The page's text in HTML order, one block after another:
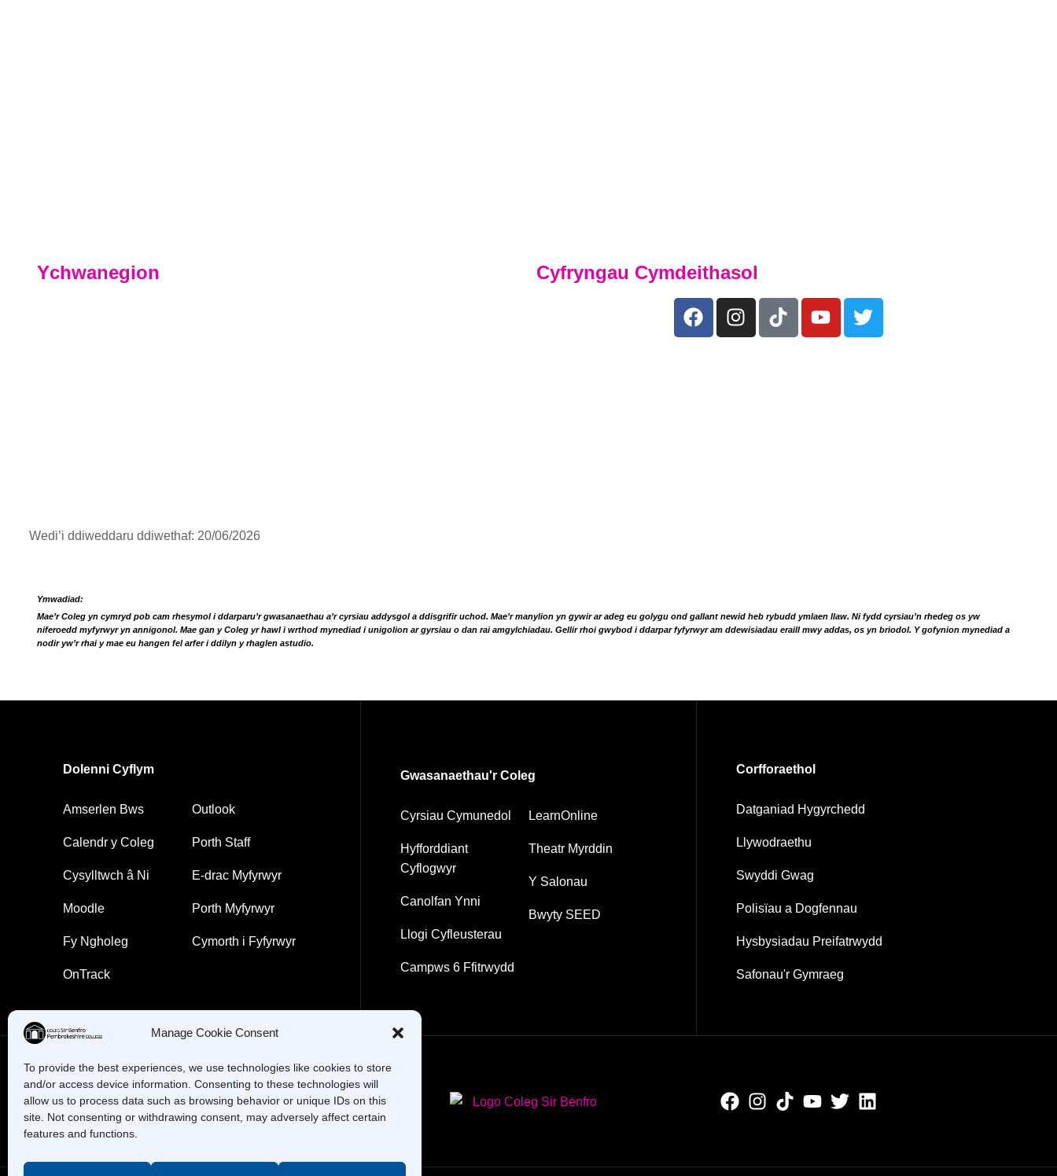
Manage Cookie Consent
To provide the best experiences, we use technologies like cookies to store
and/or access device information. Consenting to these technologies will
allow us to process data such as browsing behavior or unique IDs on this
site. Not consenting or withdrawing consent, may adversely affect certain
features and functions.
Ychwanegion Cyfryngau Cymdeithasol
Wedi’i ddiweddaru ddiwethaf: 20/06/2026
Ymwadiad:
Mae’r Coleg yn cymryd pob cam rhesymol i ddarparu’r gwasanaethau a’r cyrsiau addysgol a ddisgrifir uchod. Mae’r manylion yn gywir ar adeg eu golygu ond gallant newid heb rybudd ymlaen llaw. Ni fydd cyrsiau’n rhedeg os yw
niferoedd myfyrwyr yn annigonol. Mae gan y Coleg yr hawl i wrthod mynediad i unigolion ar gyrsiau o dan rai amgylchiadau. Gellir rhoi gwybod i ddarpar fyfyrwyr am ddewisiadau eraill mwy addas, os yn briodol. Y gofynion mynediad a
nodir yw’r rhai y mae eu hangen fel arfer i ddilyn y rhaglen astudio.
Dolenni Cyflym
Amserlen Bws
Calendr y Coleg
Cysylltwch â Ni
Moodle
Fy Ngholeg
OnTrack
Outlook
Porth Staff
E-drac Myfyrwyr
Porth Myfyrwyr
Cymorth i Fyfyrwyr
Gwasanaethau'r Coleg
Cyrsiau Cymunedol
Hyfforddiant
Cyflogwyr
Canolfan Ynni
Llogi Cyfleusterau
Campws 6 Ffitrwydd
LearnOnline
Theatr Myrddin
Y Salonau
Bwyty SEED
Corfforaethol
Datganiad Hygyrchedd
Llywodraethu
Swyddi Gwag
Polisïau a Dogfennau
Hysbysiadau Preifatrwydd
Safonau'r Gymraeg
Oes gennych chi gwestiynau? Ffoniwch ni!
+44 1437 753 000